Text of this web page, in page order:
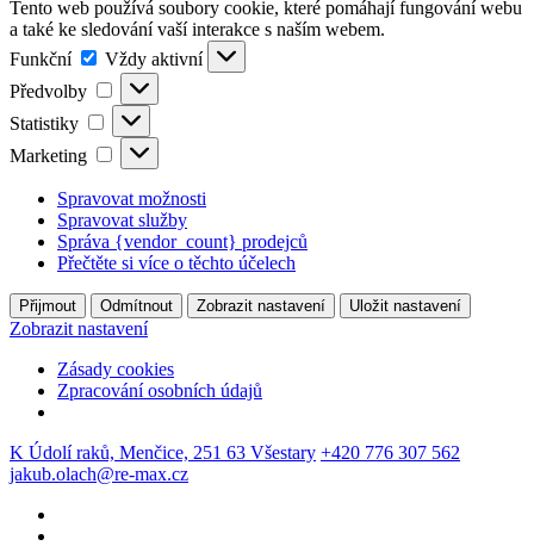
Tento web používá soubory cookie, které pomáhají fungování webu
a také ke sledování vaší interakce s naším webem.
Funkční
Funkční
Vždy aktivní
Předvolby
Předvolby
Statistiky Statistiky
Marketing Marketing
Spravovat možnosti
Spravovat služby
Správa {vendor_count} prodejců
Přečtěte si více o těchto účelech
Přijmout Odmítnout Zobrazit nastavení Uložit nastavení
Zobrazit nastavení
Zásady cookies
Zpracování osobních údajů
K Údolí raků, Menčice, 251 63 Všestary +420 776 307 562
jakub.olach@re-max.cz